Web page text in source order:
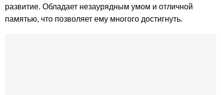
развитие. Обладает незаурядным умом и отличной
памятью, что позволяет ему многого достигнуть.